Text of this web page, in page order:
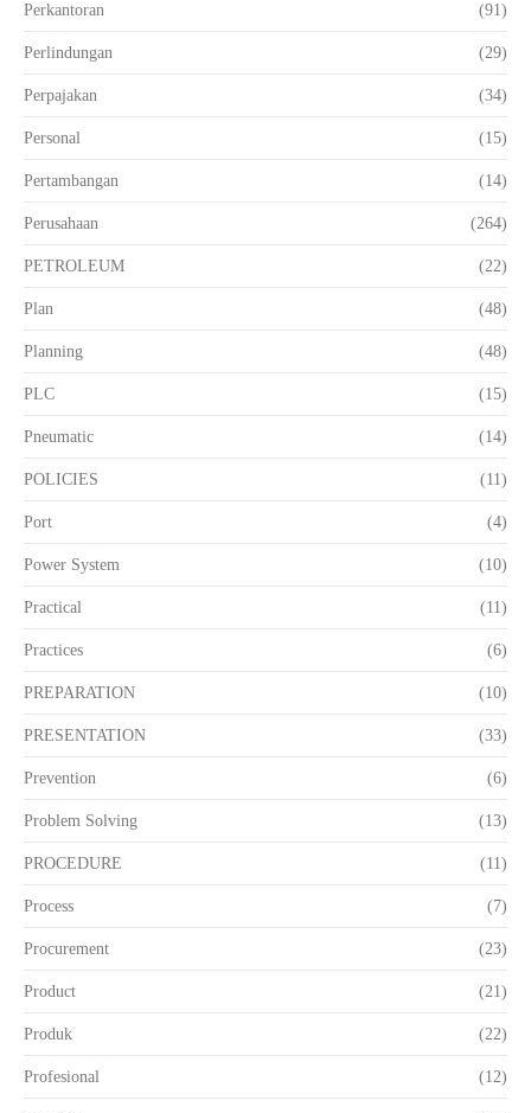
Perkantoran (91)
Perlindungan (29)
Perpajakan (34)
Personal (15)
Pertambangan (14)
Perusahaan (264)
PETROLEUM (22)
Plan (48)
Planning (48)
PLC (15)
Pneumatic (14)
POLICIES (11)
Port (4)
Power System (10)
Practical (11)
Practices (6)
PREPARATION (10)
PRESENTATION (33)
Prevention (6)
Problem Solving (13)
PROCEDURE (11)
Process (7)
Procurement (23)
Product (21)
Produk (22)
Profesional (12)